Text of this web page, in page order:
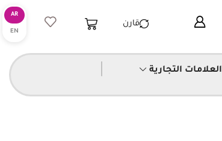
قارن
العلامات التجارية